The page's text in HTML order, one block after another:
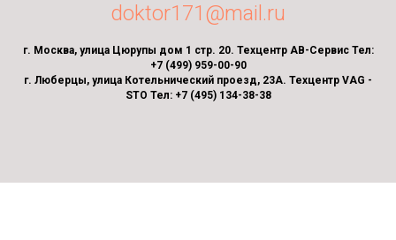
doktor171@mail.ru
г. Москва, улица Цюрупы дом 1 стр. 20. Техцентр АВ-Сервис Тел:
+7 (499) 959-00-90
г. Люберцы, улица Котельнический проезд, 23А. Техцентр VAG -
STO Тел: +7 (495) 134-38-38